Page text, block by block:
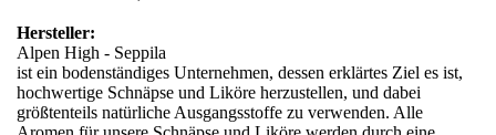
Hersteller:
Alpen High - Seppila
ist ein bodenständiges Unternehmen, dessen erklärtes Ziel es ist,
hochwertige Schnäpse und Liköre herzustellen, und dabei
größtenteils natürliche Ausgangsstoffe zu verwenden. Alle